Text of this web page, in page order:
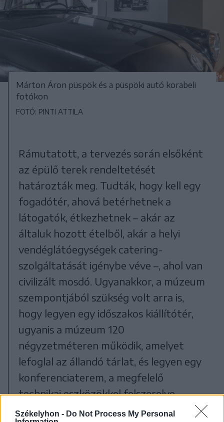
Székelyhon - Do Not Process My Personal
Márton Áron püspök és a püspöki autó korabeli
fotókon
FOTÓ: PINTI ATTILA
Rámutatott, a tervezés során elsőként
az épülő terek rendeltetését
határozták meg. Tudták, hogy kell egy
fogadótér, ahová betérhetnek a
látogatók, étkezhetnek – akár az
általuk hozott ételből, akár a helyi
vendéglátóegységek catering-
szolgáltatását igénybe véve –, ahol van
civilizált mosdó. Ugyanakkor, a múzeum
szempontjából szükség volt arra is,
hogy legyen egy időszakos kiállítótér,
ugyanis a múzeum 120
négyzetméteren működik, amelyet
lefoglal az állandó tárlat, és legyen egy
konferenciaterem, a megfelelő
technikai eszközökkel felszerelve.
Igyekeztek úgy megtervezni a